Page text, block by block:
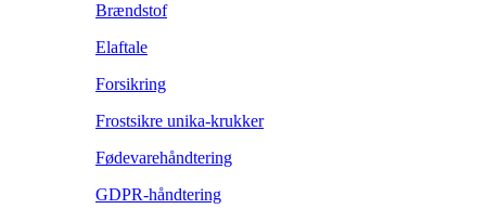
Brændstof
Elaftale
Forsikring
Frostsikre unika-krukker
Fødevarehåndtering
GDPR-håndtering